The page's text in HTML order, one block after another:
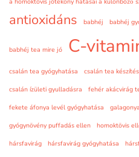
antioxidáns babhéj babhéj
babhéj tea mire jó C-
csalán tea gyógyhatása csalán tea
csalán ízületi gyulladásra
fehér akácvirág
fekete áfonya levél gyógyhatása
gyógynövény puffadás ellen
homoktövis
hársfavirág
hársfavirág gyógyhatása